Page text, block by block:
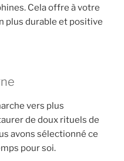
Cela offre à votre
plus durable et positive
vers plus
de doux rituels de
avons sélectionné ce
pour soi.